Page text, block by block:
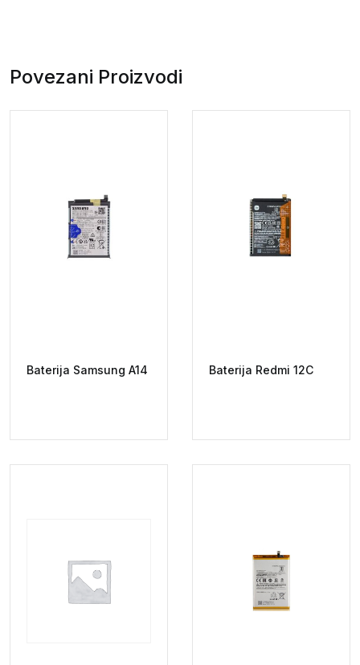
A5
Povezani Proizvodi
Baterija Samsung A14 Baterija Redmi 12C